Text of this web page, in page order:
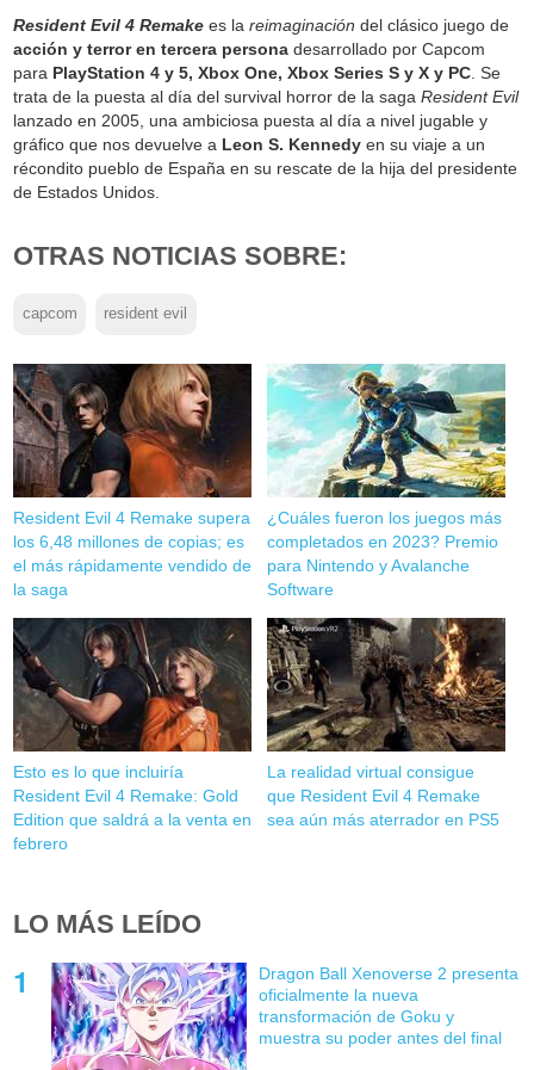
Resident Evil 4 Remake es lareimaginación del clásico juego de
acción y terror en tercera persona desarrollado por Capcom
para PlayStation 4 y 5, Xbox One, Xbox Series S y X y PC . Se
trata de la puesta al día del survival horror de la sagaResident Evil
lanzado en 2005, una ambiciosa puesta al día a nivel jugable y
gráfico que nos devuelve a Leon S. Kennedy en su viaje a un
récondito pueblo de España en su rescate de la hija del presidente
de Estados Unidos.
OTRAS NOTICIAS SOBRE:
capcom resident evil
Resident Evil 4 Remake supera
los 6,48 millones de copias; es
el más rápidamente vendido de
la saga
¿Cuáles fueron los juegos más
completados en 2023? Premio
para Nintendo y Avalanche
Software
Esto es lo que incluiría
Resident Evil 4 Remake: Gold
Edition que saldrá a la venta en
febrero
La realidad virtual consigue
que Resident Evil 4 Remake
sea aún más aterrador en PS5
LO MÁS LEÍDO
Dragon Ball Xenoverse 2 presenta
oficialmente la nueva
transformación de Goku y
muestra su poder antes del final